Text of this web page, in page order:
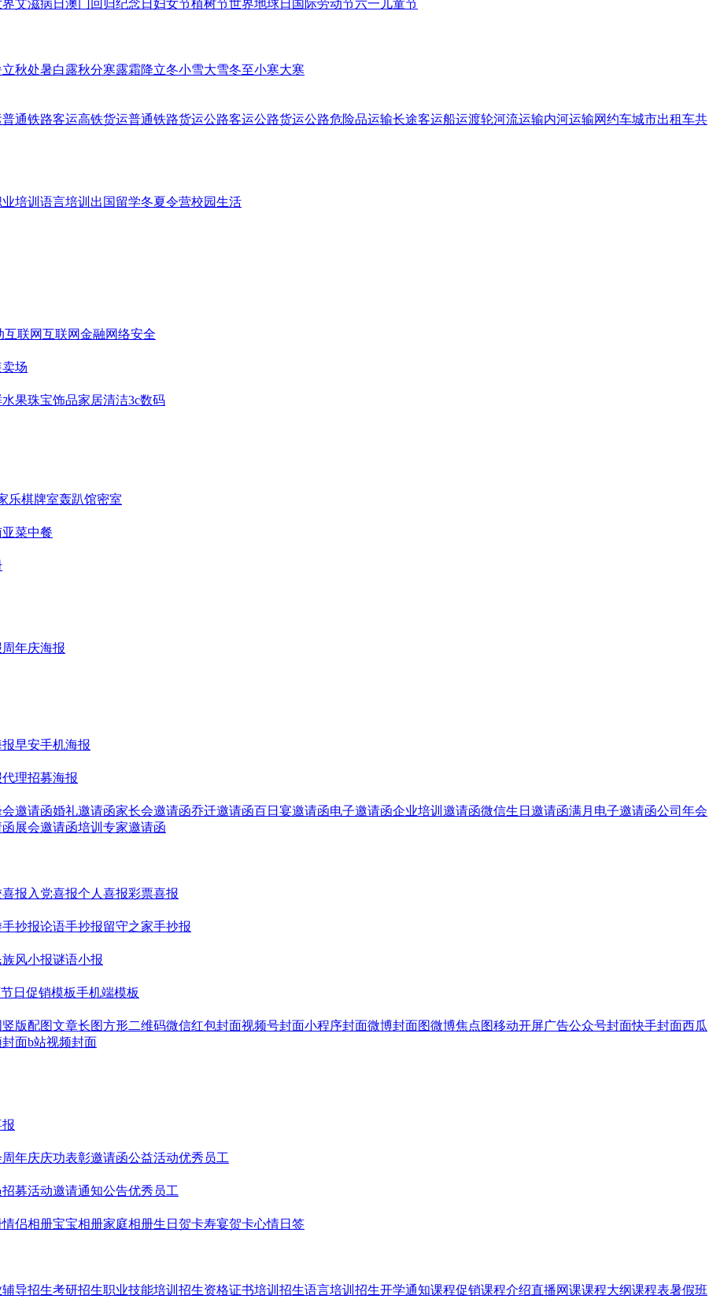
艾滋病日 澳门回归纪念日 妇女节植树节世界地球日 国际劳动节六一儿童节
立秋处暑白露秋分寒露霜降立冬小雪大雪冬至小寒大寒
普通铁路客运高铁货运普通铁路货运公路客运公路货运公路危险品运输长途客运船运渡轮河流运输内河运输网约车城市出租车共
培训 语言培训 出国留学冬夏令营校园生活
互联网互联网金融网络安全
场
果珠宝饰品家居清洁3c数码
乐棋牌室轰趴馆密室
亚菜中餐
周年庆海报
早安手机海报
代理招募海报
邀请函婚礼邀请函家长会邀请函乔迁邀请函百日宴邀请函电子邀请函企业培训邀请函微信生日邀请函满月电子邀请函公司年会
展会邀请函培训专家邀请函
报 入党喜报个人喜报彩票喜报
抄报论语手抄报留守之家手抄报
族风小报谜语小报
节日促销模板手机端模板
竖版配图文章长图方形二维码微信红包封面视频号封面小程序封面微博封面图微博焦点图移动开屏广告公众号封面快手封面西瓜
面b站视频封面
周年庆庆功表彰邀请函公益活动优秀员工
募活动邀请通知公告优秀员工
情侣相册宝宝相册家庭相册生日贺卡寿宴贺卡心情日签
导招生考研招生职业技能培训招生资格证书培训招生语言培训招生开学通知课程促销课程介绍直播网课课程大纲课程表暑假班